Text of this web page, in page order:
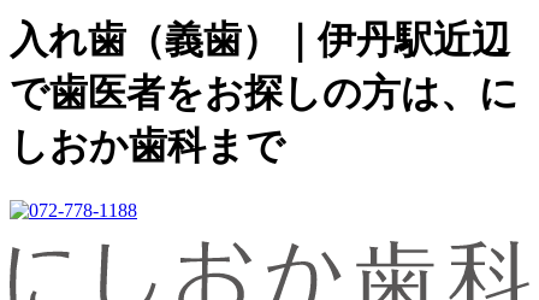
入れ歯（義歯）｜伊丹駅近辺
で歯医者をお探しの方は、に
しおか歯科まで